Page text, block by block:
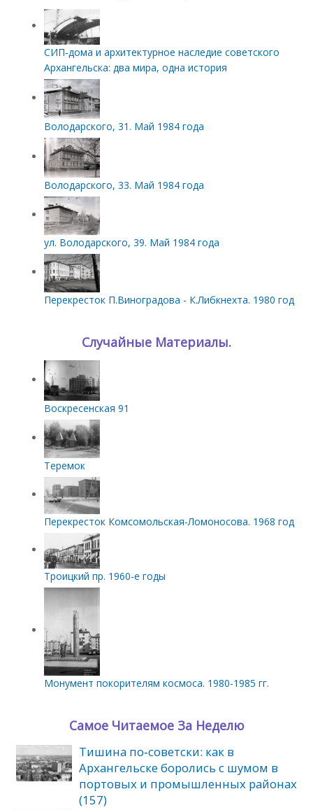
СИП‑дома и архитектурное наследие советского
Архангельска: два мира, одна история
Володарского, 31. Май 1984 года
Володарского, 33. Май 1984 года
ул. Володарского, 39. Май 1984 года
Перекресток П.Виноградова - К.Либкнехта. 1980 год
Случайные Материалы.
Воскресенская 91
Теремок
Перекресток Комсомольская-Ломоносова. 1968 год
Троицкий пр. 1960-е годы
Монумент покорителям космоса. 1980-1985 гг.
Самое Читаемое За Неделю
Тишина по‑советски: как в
Архангельске боролись с шумом в
портовых и промышленных районах
(157)